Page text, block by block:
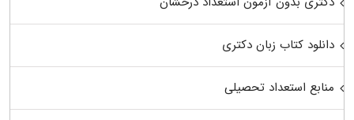
دانلود کتاب زبان دکتری
منابع استعداد تحصیلی